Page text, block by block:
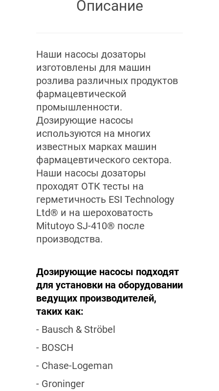
Описание
Наши насосы дозаторы
изготовлены для машин
розлива различных продуктов
фармацевтической
промышленности.
Дозирующие насосы
используются на многих
известных марках машин
фармацевтического сектора.
Наши насосы дозаторы
проходят ОТК тесты на
герметичность ESI Technology
Ltd® и на шероховатость
Mitutoyo SJ-410® после
производства.
Дозирующие насосы подходят
для установки на оборудовании
ведущих производителей,
таких как:
- Bausch & Ströbel
- BOSCH
- Chase-Logeman
- Groninger